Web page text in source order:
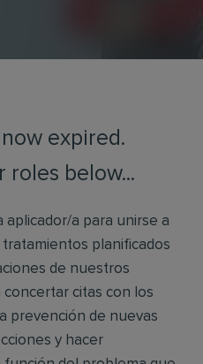
expired.
roles below...
aplicador/a para unirse a
planificados
de nuestros
citas con los
prevención de nuevas
y hacer